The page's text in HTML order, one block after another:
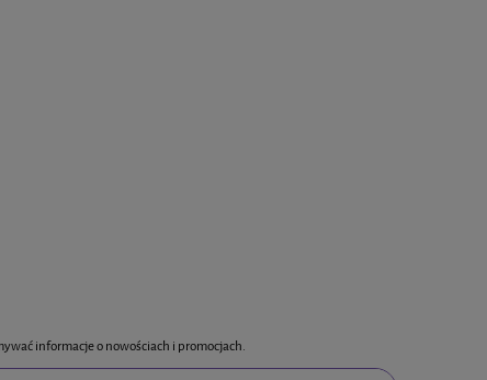
informacje o nowościach i promocjach.